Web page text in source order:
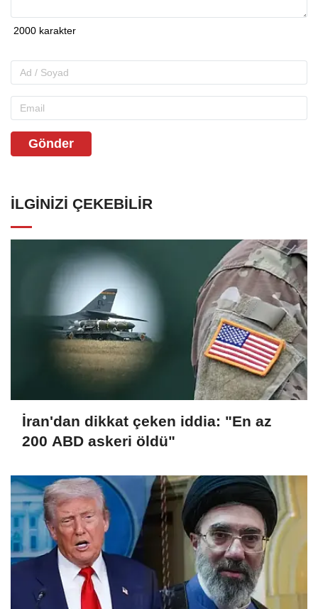
Gönder
İLGINIZI ÇEKEBILIR
İran'dan dikkat çeken iddia: "En az
200 ABD askeri öldü"